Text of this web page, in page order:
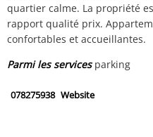
quartier calme. La propriété
rapport qualité prix.
confortables et accueillantes.
Parmi les servicesparking
078275938 Website